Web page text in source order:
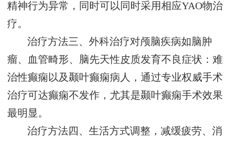
精神行为异常，同时可以同时采用相应YAO物治
疗。
治疗方法三、外科治疗对颅脑疾病如脑肿
瘤、血管畸形、脑先天性皮质发育不良症状：难
治性癫痫以及颞叶癫痫病人，通过专业权威手术
治疗可达癫痫不发作，尤其是颞叶癫痫手术效果
最明显。
治疗方法四、生活方式调整，减缓疲劳、消